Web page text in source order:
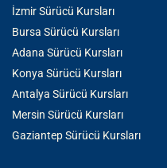
İzmir Sürücü Kursları
Bursa Sürücü Kursları
Adana Sürücü Kursları
Konya Sürücü Kursları
Antalya Sürücü Kursları
Mersin Sürücü Kursları
Gaziantep Sürücü Kursları